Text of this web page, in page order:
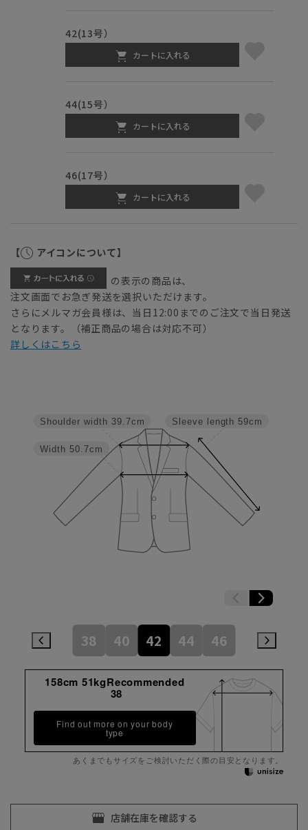
42(13号）
カートに入れる
44(15号）
カートに入れる
46(17号）
カートに入れる
【 アイコンについて】
の表示の商品は、
注文画面でお急ぎ発送を選択いただけます。
さらにメルマガ会員様は、当日12:00までのご注文で当日発送
となります。（補正商品の場合は対応不可）
詳しくはこちら
Sleeve length 59cm
Width 50.7cm
Shoulder width 39.7cm
38 40 42 44 46
158cm 51kgRecommended
38
Find out more on your body
type
あくまでもサイズをご検討いただく際の目安となります。